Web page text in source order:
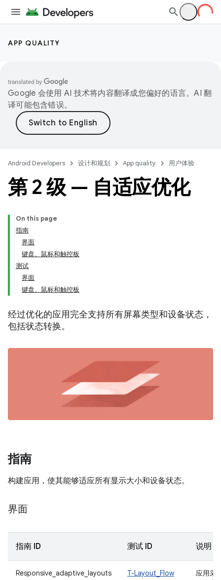
APP QUALITY
Google 会使用 AI 技术将内容翻译成您偏好的语言。AI 翻
译可能包含错误。
Android Developers 设计和规划 App quality 用户体验
第 2 级 — 自适应优化
On this page
指南
界面
键盘、鼠标和触控板
测试
界面
键盘、鼠标和触控板
经过优化的应用完全支持所有屏幕类型和设备状态，
包括状态转换。
指南
构建应用，使其能够适应所有显示大小和设备状态。
界面
指南 ID 测试 ID 说明
Responsive_adaptive_layouts T-Layout_Flow
应用采